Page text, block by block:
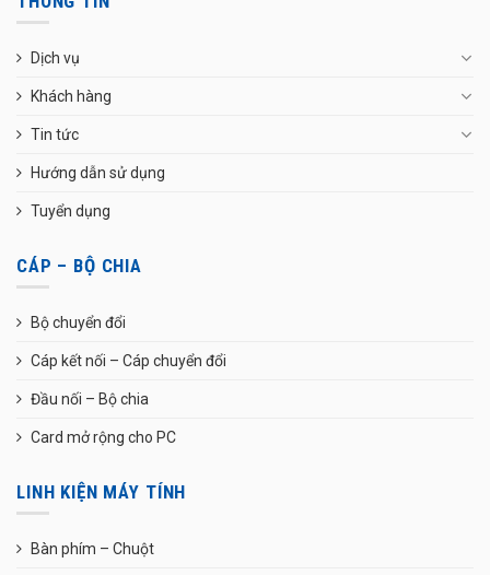
Dịch vụ
Khách hàng
Tin tức
Hướng dẫn sử dụng
Tuyển dụng
CÁP – BỘ CHIA
Bộ chuyển đổi
Cáp kết nối – Cáp chuyển đổi
Đầu nối – Bộ chia
Card mở rộng cho PC
LINH KIỆN MÁY TÍNH
Bàn phím – Chuột